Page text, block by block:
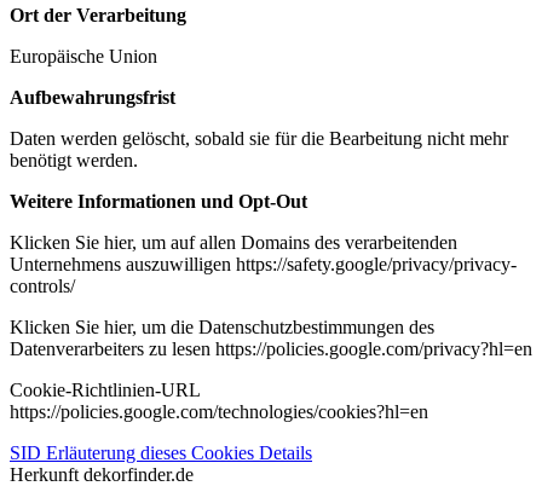
Ort der Verarbeitung
Europäische Union
Aufbewahrungsfrist
Daten werden gelöscht, sobald sie für die Bearbeitung nicht mehr
benötigt werden.
Weitere Informationen und Opt-Out
Klicken Sie hier, um auf allen Domains des verarbeitenden
Unternehmens auszuwilligen https://safety.google/privacy/privacy-
controls/
Klicken Sie hier, um die Datenschutzbestimmungen des
Datenverarbeiters zu lesen https://policies.google.com/privacy?hl=en
Cookie-Richtlinien-URL
https://policies.google.com/technologies/cookies?hl=en
SID Erläuterung dieses Cookies Details
Herkunft dekorfinder.de